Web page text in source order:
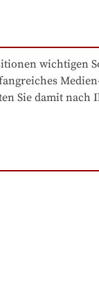
wichtigen
Sie damit nach